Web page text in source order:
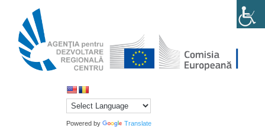
Powered by Translate